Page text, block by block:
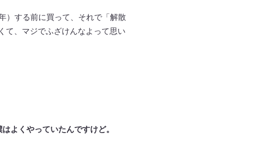
）する前に買って、それで「解散
て、マジでふざけんなよって思い
くやっていたんですけど。